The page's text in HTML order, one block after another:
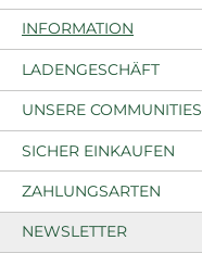
INFORMATION
LADENGESCHÄFT
UNSERE COMMUNITIES
SICHER EINKAUFEN
ZAHLUNGSARTEN
NEWSLETTER